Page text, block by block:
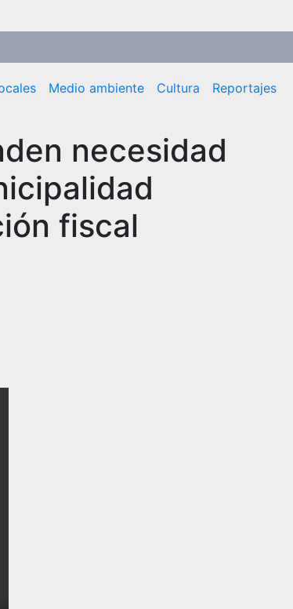
Medio ambiente Cultura Reportajes
necesidad
fiscal